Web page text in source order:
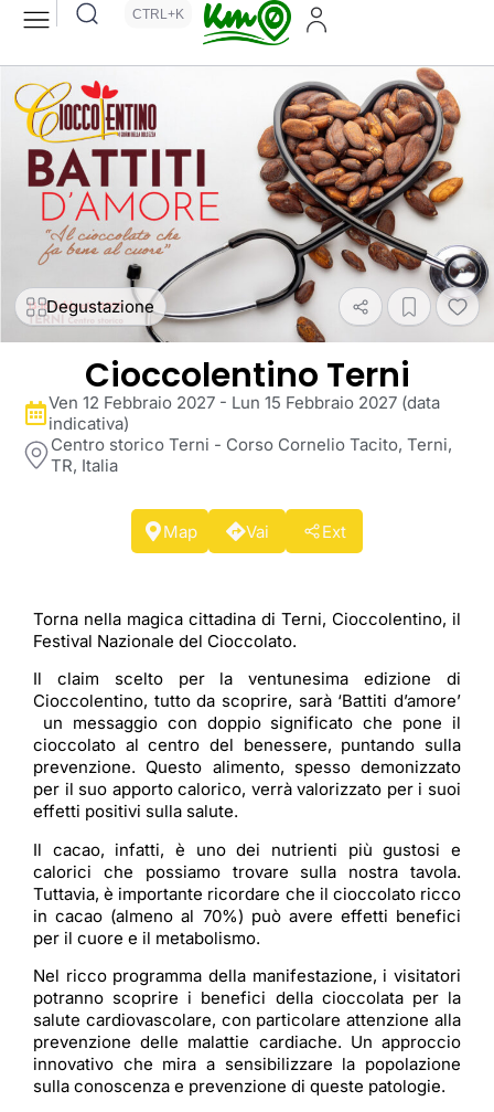
CTRL+K
Degustazione
Cioccolentino Terni
Ven 12 Febbraio 2027 - Lun 15 Febbraio 2027 (data
indicativa)
Centro storico Terni - Corso Cornelio Tacito, Terni,
TR, Italia
Map Vai Ext
Torna nella magica cittadina di Terni, Cioccolentino, il
Festival Nazionale del Cioccolato.
Il claim scelto per la ventunesima edizione di
Cioccolentino, tutto da scoprire, sarà ‘Battiti d’amore’
un messaggio con doppio significato che pone il
cioccolato al centro del benessere, puntando sulla
prevenzione. Questo alimento, spesso demonizzato
per il suo apporto calorico, verrà valorizzato per i suoi
effetti positivi sulla salute.
Il cacao, infatti, è uno dei nutrienti più gustosi e
calorici che possiamo trovare sulla nostra tavola.
Tuttavia, è importante ricordare che il cioccolato ricco
in cacao (almeno al 70%) può avere effetti benefici
per il cuore e il metabolismo.
Nel ricco programma della manifestazione, i visitatori
potranno scoprire i benefici della cioccolata per la
salute cardiovascolare, con particolare attenzione alla
prevenzione delle malattie cardiache. Un approccio
innovativo che mira a sensibilizzare la popolazione
sulla conoscenza e prevenzione di queste patologie.